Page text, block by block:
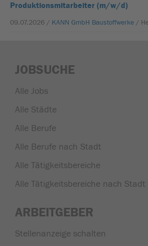
Produktionsmitarbeiter (m/w/d)
09.07.2026 / KANN GmbH Baustoffwerke /
JOBSUCHE
Alle Jobs
Alle Städte
Alle Berufe
Alle Berufe nach Stadt
Alle Tätigkeitsbereiche
Alle Tätigkeitsbereiche nach Stadt
ARBEITGEBER
Stellenanzeige schalten